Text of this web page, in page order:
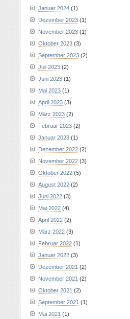
Januar 2024 (1)
Dezember 2023 (1)
November 2023 (1)
Oktober 2023 (3)
September 2023 (2)
Juli 2023 (2)
Juni 2023 (1)
Mai 2023 (1)
April 2023 (3)
März 2023 (2)
Februar 2023 (2)
Januar 2023 (1)
Dezember 2022 (2)
November 2022 (3)
Oktober 2022 (5)
August 2022 (2)
Juni 2022 (3)
Mai 2022 (4)
April 2022 (2)
März 2022 (3)
Februar 2022 (1)
Januar 2022 (3)
Dezember 2021 (2)
November 2021 (2)
Oktober 2021 (2)
September 2021 (1)
Mai 2021 (1)